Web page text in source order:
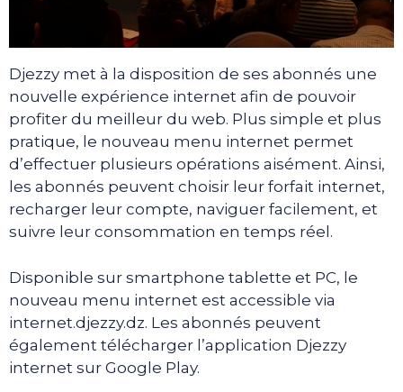
Djezzy met à la disposition de ses abonnés une
nouvelle expérience internet afin de pouvoir
profiter du meilleur du web. Plus simple et plus
pratique, le nouveau menu internet permet
d’effectuer plusieurs opérations aisément. Ainsi,
les abonnés peuvent choisir leur forfait internet,
recharger leur compte, naviguer facilement, et
suivre leur consommation en temps réel.
Disponible sur smartphone tablette et PC, le
nouveau menu internet est accessible via
internet.djezzy.dz. Les abonnés peuvent
également télécharger l’application Djezzy
internet sur Google Play.